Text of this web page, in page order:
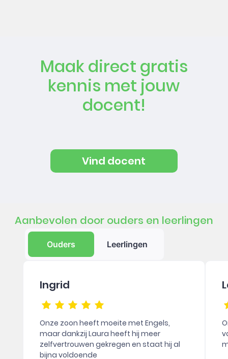
Maak direct gratis
kennis met jouw
docent!
Vind docent
Aanbevolen door ouders en leerlingen
Ouders Leerlingen
Ingrid
Onze zoon heeft moeite met Engels,
maar dankzij Laura heeft hij meer
zelfvertrouwen gekregen en staat hij al
bijna voldoende